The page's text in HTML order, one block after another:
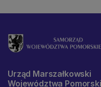
Urząd Marszałkowski
Województwa